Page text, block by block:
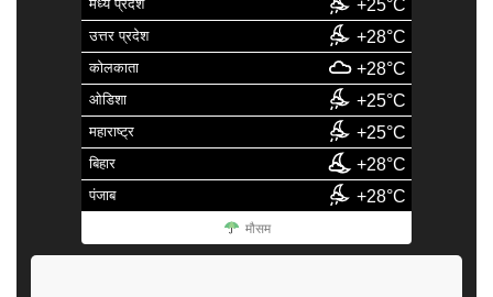
मध्य प्रदेश +25°C
उत्तर प्रदेश +28°C
कोलकाता +28°C
ओडिशा +25°C
महाराष्ट्र +25°C
बिहार +28°C
पंजाब +28°C
मौसम